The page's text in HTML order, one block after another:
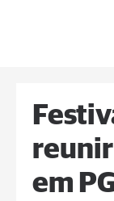
reunir
em